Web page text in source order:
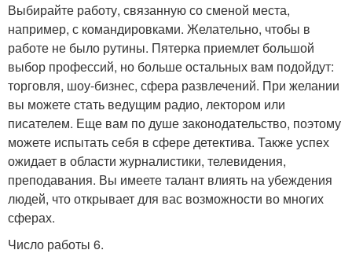
Выбирайте работу, связанную со сменой места,
например, с командировками. Желательно, чтобы в
работе не было рутины. Пятерка приемлет большой
выбор профессий, но больше остальных вам подойдут:
торговля, шоу-бизнес, сфера развлечений. При желании
вы можете стать ведущим радио, лектором или
писателем. Еще вам по душе законодательство, поэтому
можете испытать себя в сфере детектива. Также успех
ожидает в области журналистики, телевидения,
преподавания. Вы имеете талант влиять на убеждения
людей, что открывает для вас возможности во многих
сферах.
Число работы 6.